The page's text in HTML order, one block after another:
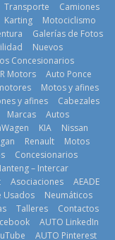
¿Qué puede
pasar con tu
vehículo si
permanece
varios días sin
usar?
3 de agosto de
2026
Transporte
Camiones
Karting
Motociclismo
Galerías de Fotos
Nuevos
Concesionarios
Motors
Auto Ponce
Motos y afines
y afines
Cabezales
Marcas
Autos
KIA
Nissan
Renault
Motos
Concesionarios
– Intercar
Asociaciones
AEADE
Usados
Neumáticos
Talleres
Contactos
AUTO LinkedIn
AUTO Pinterest